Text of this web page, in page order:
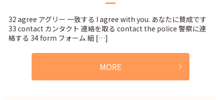
32 agree アグリー 一致する I agree with you. あなたに賛成です
33 contact カンタクト 連絡を取る contact the police 警察に連
絡する 34 form フォーム 組 […]
MORE